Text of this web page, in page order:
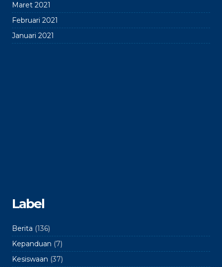
Maret 2021
Februari 2021
Januari 2021
Label
Berita (136)
Kepanduan (7)
Kesiswaan (37)